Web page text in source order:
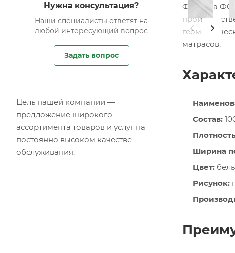
Фабрика
матрасов.
Состав:
Ширина
Цвет:
Рисунок:
Нужна консультация?
Наши специалисты ответят на
любой интересующий вопрос
Задать вопрос
Цель нашей компании —
предложение широкого
ассортимента товаров и услуг на
постоянно высоком качестве
обслуживания.